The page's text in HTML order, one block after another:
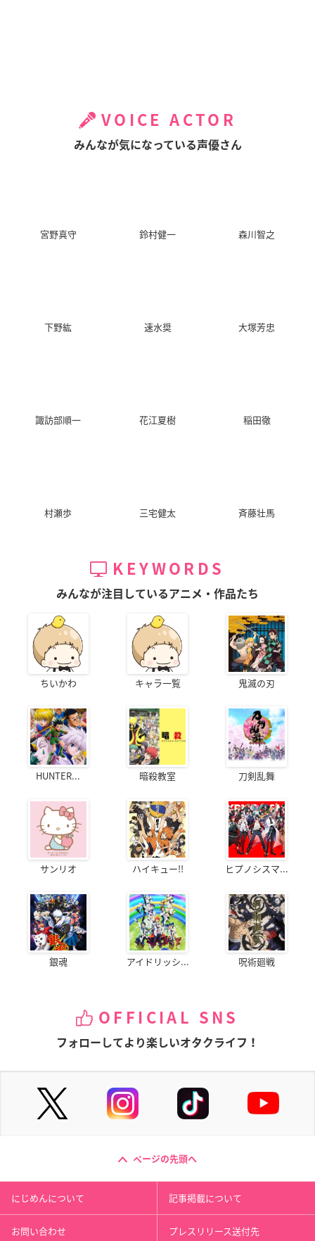
VOICE ACTOR
みんなが気になっている声優さん
宮野真守 鈴村健一 森川智之
下野紘 速水奨 大塚芳忠
諏訪部順一 花江夏樹 稲田徹
村瀬歩 三宅健太 斉藤壮馬
KEYWORDS
みんなが注目しているアニメ・作品たち
ちいかわ キャラ一覧 鬼滅の刃
HUNTER... 暗殺教室 刀剣乱舞
サンリオ ハイキュー!! ヒプノシスマ...
銀魂 アイドリッシ... 呪術廻戦
OFFICIAL SNS
フォローしてより楽しいオタクライフ！
ページの先頭へ
にじめんについて 記事掲載について
お問い合わせ プレスリリース送付先